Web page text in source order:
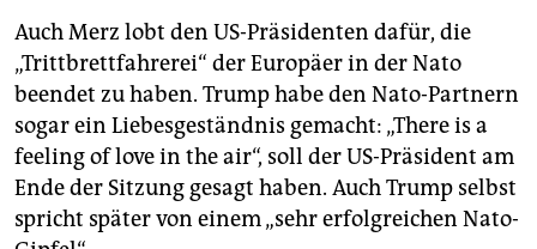
Auch Merz lobt den US-Präsidenten dafür, die
„Trittbrettfahrerei“ der Europäer in der Nato
beendet zu haben. Trump habe den Nato-Partnern
sogar ein Liebesgeständnis gemacht: „There is a
feeling of love in the air“, soll der US-Präsident am
Ende der Sitzung gesagt haben. Auch Trump selbst
spricht später von einem „sehr erfolgreichen Nato-